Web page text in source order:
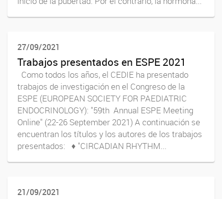
27/09/2021
Trabajos presentados en ESPE 2021
Como todos los años, el CEDIE ha presentado
trabajos de investigación en el Congreso de la
ESPE (EUROPEAN SOCIETY FOR PAEDIATRIC
ENDOCRINOLOGY): "59th Annual ESPE Meeting
Online" (22-26 September 2021) A continuación se
encuentran los títulos y los autores de los trabajos
presentados: ♦ "CIRCADIAN RHYTHM...
21/09/2021